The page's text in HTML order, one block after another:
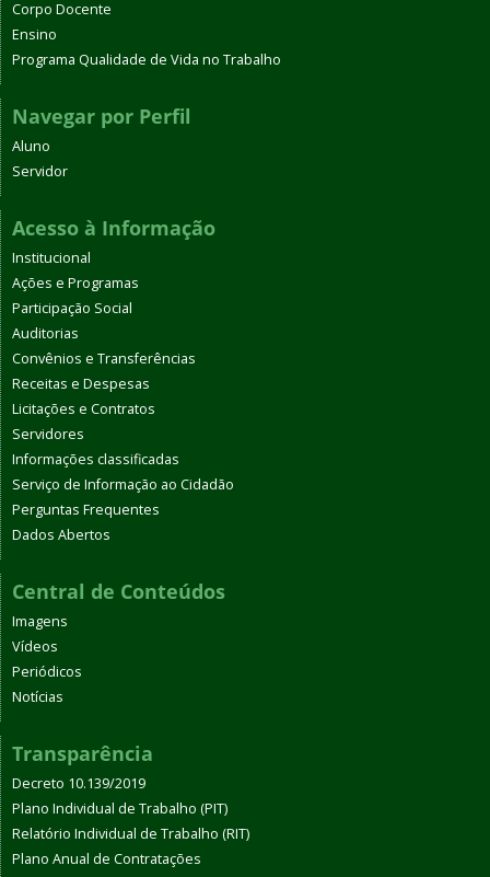
Corpo Docente
Ensino
Programa Qualidade de Vida no Trabalho
Navegar por Perfil
Aluno
Servidor
Acesso à Informação
Institucional
Ações e Programas
Participação Social
Auditorias
Convênios e Transferências
Receitas e Despesas
Licitações e Contratos
Servidores
Informações classificadas
Serviço de Informação ao Cidadão
Perguntas Frequentes
Dados Abertos
Central de Conteúdos
Imagens
Vídeos
Periódicos
Notícias
Transparência
Decreto 10.139/2019
Plano Individual de Trabalho (PIT)
Relatório Individual de Trabalho (RIT)
Plano Anual de Contratações